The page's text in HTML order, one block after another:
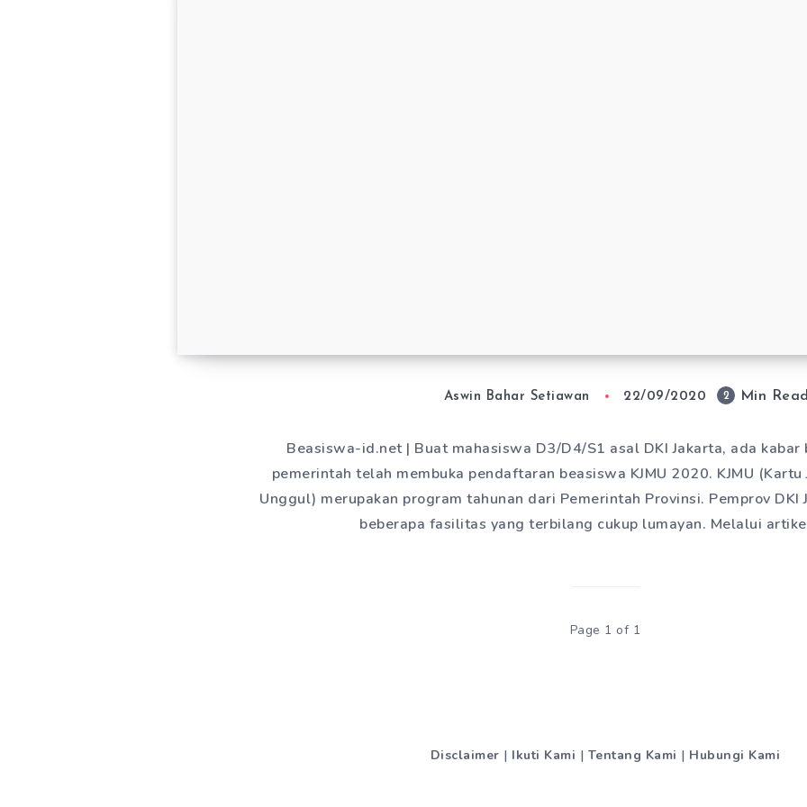
Aswin Bahar Setiawan 22/09/2020 2 Min
Beasiswa-id.net | Buat mahasiswa D3/D4/S1 asal DKI Jakarta, ada kabar
pemerintah telah membuka pendaftaran beasiswa KJMU 2020. KJMU
Unggul) merupakan program tahunan dari Pemerintah Provinsi. Pemprov DKI
beberapa fasilitas yang terbilang cukup lumayan. Melalui
Page 1 of 1
Disclaimer | Ikuti Kami | Tentang Kami | Hubungi Kami